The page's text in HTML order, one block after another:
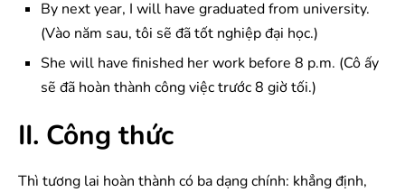
By next year, I will have graduated from university.
(Vào năm sau, tôi sẽ đã tốt nghiệp đại học.)
She will have finished her work before 8 p.m. (Cô ấy
sẽ đã hoàn thành công việc trước 8 giờ tối.)
II. Công thức
Thì tương lai hoàn thành có ba dạng chính: khẳng định,